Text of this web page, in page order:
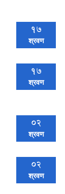
17
श्रवण
17
श्रवण
02
श्रवण
02
श्रवण